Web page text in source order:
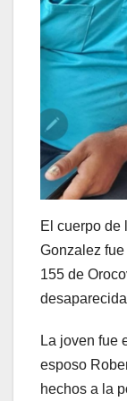
El cuerpo de
Gonzalez
155 de
La joven fue
esposo
hechos a la